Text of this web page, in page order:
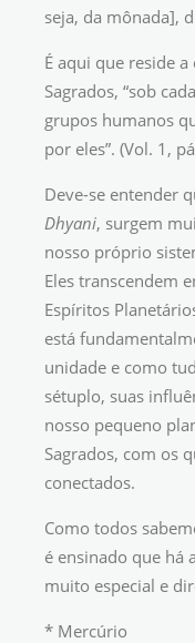
seja, da mônada],
É aqui que reside
Sagrados, “sob
grupos humanos
por eles”. (Vol. 1,
Deve-se entender
Dhyani, surgem
nosso próprio
Eles transcendem
Espíritos
está
unidade e como
sétuplo, suas
nosso pequeno
Sagrados, com os
conectados.
Como todos
é ensinado que há
muito especial e
* Mercúrio